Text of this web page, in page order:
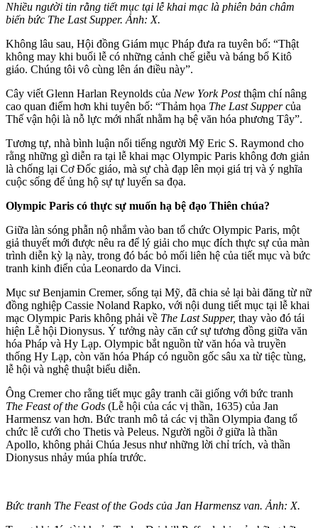
Nhiều người tin rằng tiết mục tại lễ khai mạc là phiên bản châm
biến bức The Last Supper. Ảnh: X.
Không lâu sau, Hội đồng Giám mục Pháp đưa ra tuyên bố: “Thật
không may khi buổi lễ có những cảnh chế giễu và báng bổ Kitô
giáo. Chúng tôi vô cùng lên án điều này”.
Cây viết Glenn Harlan Reynolds của New York Postthậm chí nâng
cao quan điểm hơn khi tuyên bố: “Thảm họa The Last Suppercủa
Thế vận hội là nỗ lực mới nhất nhằm hạ bệ văn hóa phương Tây”.
Tương tự, nhà bình luận nổi tiếng người Mỹ Eric S. Raymond cho
rằng những gì diễn ra tại lễ khai mạc Olympic Paris không đơn giản
là chống lại Cơ Đốc giáo, mà sự chà đạp lên mọi giá trị và ý nghĩa
cuộc sống để ủng hộ sự tự luyến sa đọa.
Olympic Paris có thực sự muốn hạ bệ đạo Thiên chúa?
Giữa làn sóng phẫn nộ nhắm vào ban tổ chức Olympic Paris, một
giả thuyết mới được nêu ra để lý giải cho mục đích thực sự của màn
trình diễn kỳ lạ này, trong đó bác bỏ mối liên hệ của tiết mục và bức
tranh kinh điển của Leonardo da Vinci.
Mục sư Benjamin Cremer, sống tại Mỹ, đã chia sẻ lại bài đăng từ nữ
đồng nghiệp Cassie Noland Rapko, với nội dung tiết mục tại lễ khai
mạc Olympic Paris không phải về The Last Supper, thay vào đó tái
hiện Lễ hội Dionysus. Ý tưởng này căn cứ sự tương đồng giữa văn
hóa Pháp và Hy Lạp. Olympic bắt nguồn từ văn hóa và truyền
thống Hy Lạp, còn văn hóa Pháp có nguồn gốc sâu xa từ tiệc tùng,
lễ hội và nghệ thuật biểu diễn.
Ông Cremer cho rằng tiết mục gây tranh cãi giống với bức tranh
The Feast of the Go‌ds (Lễ hội của các vị thần, 1635) của Jan
Harmensz van hơn. Bức tranh mô tả các vị thần Olympia đang tổ
chức lễ cưới cho Thetis và Peleus. Người ngồi ở giữa là thần
Apollo, không phải Chúa Jesus như những lời chỉ trích, và thần
Dionysus nhảy múa phía trước.
Bức tranh The Feast of the Go‌ds của Jan Harmensz van. Ảnh: X.